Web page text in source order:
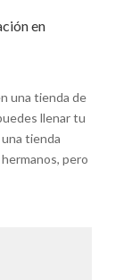
en
una tienda de
llenar tu
tienda
pero